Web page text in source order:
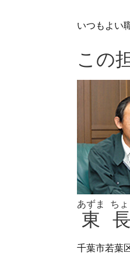
いつもよい
この
東
あずま ち
千葉市若葉